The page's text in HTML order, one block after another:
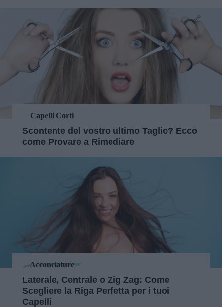
Capelli Corti
Scontente del vostro ultimo Taglio? Ecco
come Provare a Rimediare
Acconciature
Laterale, Centrale o Zig Zag: Come
Scegliere la Riga Perfetta per i tuoi
Capelli